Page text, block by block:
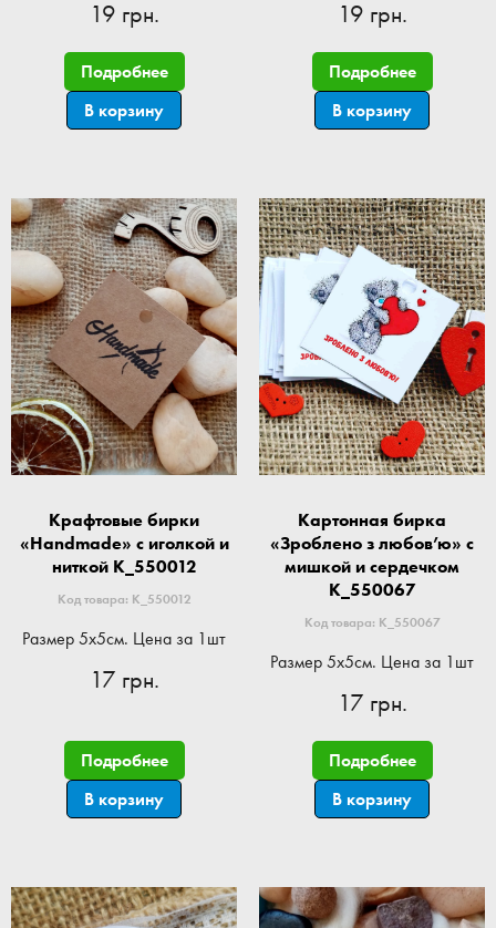
19 грн.
Подробнее
В корзину
19 грн.
Подробнее
В корзину
Крафтовые бирки
«Handmade» с иголкой и
ниткой K_550012
Код товара: K_550012
Размер 5x5см. Цена за 1шт
17 грн.
Подробнее
В корзину
Картонная бирка
«Зроблено з любов’ю» с
мишкой и сердечком
K_550067
Код товара: K_550067
Размер 5x5см. Цена за 1шт
17 грн.
Подробнее
В корзину